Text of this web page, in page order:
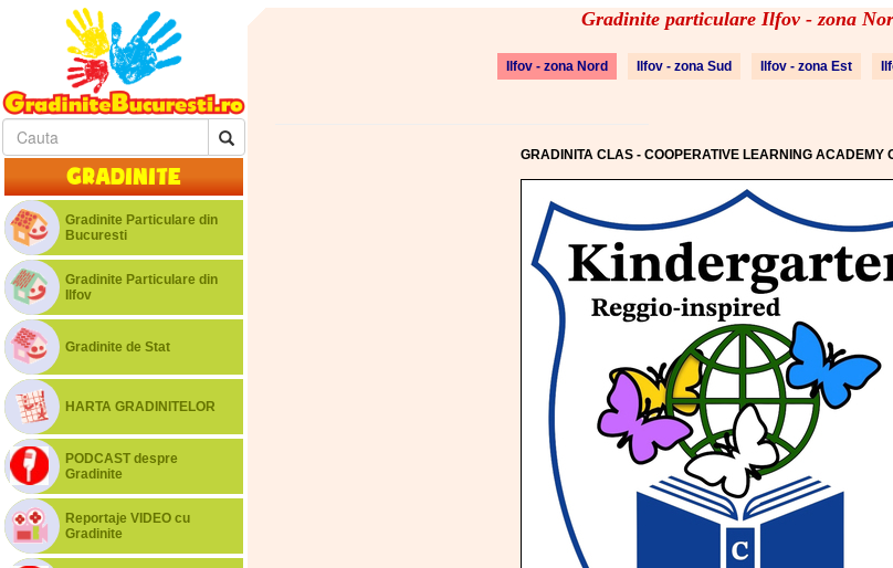
Gradinite
Gradinite Particulare din
Bucuresti
Gradinite Particulare din
Ilfov
Gradinite de Stat
HARTA GRADINITELOR
PODCAST despre
Gradinite
Reportaje VIDEO cu
Gradinite
Gradinite particulare Ilfov - zona
Ilfov - zona Nord Ilfov - zona Sud Ilfov - zona Est
GRADINITA CLAS - COOPERATIVE LEARNING ACADEMY